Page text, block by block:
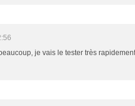
je vais le tester très